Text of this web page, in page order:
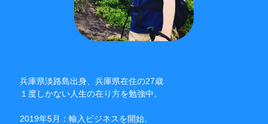
兵庫県淡路島出身、兵庫県在住の27歳
１度しかない人生の在り方を勉強中。
2019年5月：輸入ビジネスを開始。